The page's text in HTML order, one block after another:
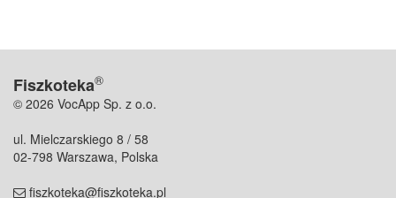
Fiszkoteka®
© 2026 VocApp Sp. z o.o.
ul. Mielczarskiego 8 / 58
02-798 Warszawa, Polska
fiszkoteka@fiszkoteka.pl